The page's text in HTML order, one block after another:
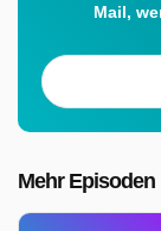
Mail,
Mehr Episoden